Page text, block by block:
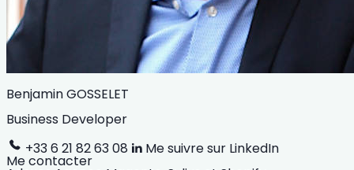
Benjamin GOSSELET
Business Developer
+33 6 21 82 63 08
Me suivre sur LinkedIn
Me contacter